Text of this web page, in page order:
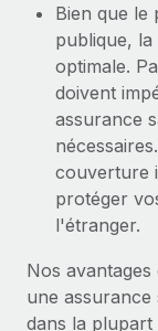
Bien que le
publique, la
optimale.
doivent
assurance
couverture
protéger
l'étranger.
Nos
une
dans la plupart